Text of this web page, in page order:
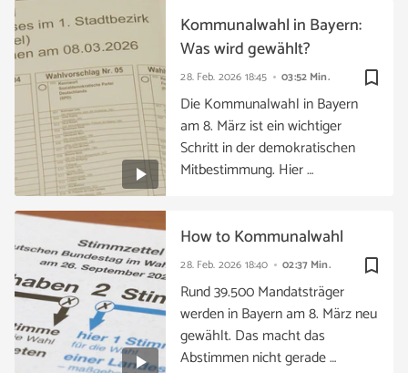
bookmark_border
28. Feb. 2026 18:45 03:52 Min.
Kommunalwahl in Bayern:
Was wird gewählt?
Die Kommunalwahl in Bayern
am 8. März ist ein wichtiger
Schritt in der demokratischen
Mitbestimmung. Hier …
bookmark_border
28. Feb. 2026 18:40 02:37 Min.
How to Kommunalwahl
Rund 39.500 Mandatsträger
werden in Bayern am 8. März neu
gewählt. Das macht das
Abstimmen nicht gerade …